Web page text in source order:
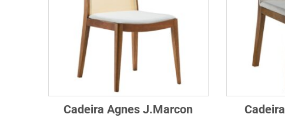
Cadeira Agnes J.Marcon